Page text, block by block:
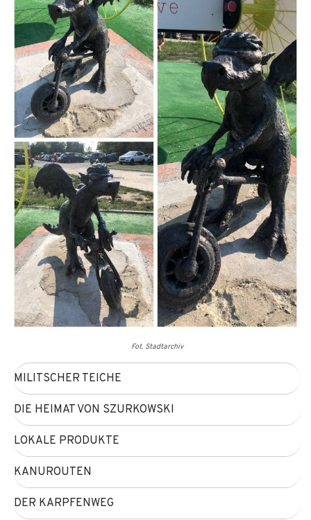
Fot. Stadtarchiv
MILITSCHER TEICHE
DIE HEIMAT VON SZURKOWSKI
LOKALE PRODUKTE
KANUROUTEN
DER KARPFENWEG